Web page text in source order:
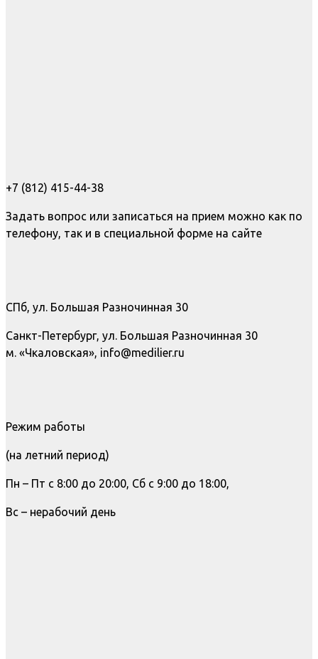
+7 (812) 415-44-38
Задать вопрос или записаться на прием можно как по
телефону, так и в специальной форме на сайте
СПб, ул. Большая Разночинная 30
Санкт-Петербург, ул. Большая Разночинная 30
м. «Чкаловская», info@medilier.ru
Режим работы
(на летний период)
Пн – Пт с 8:00 до 20:00, Сб с 9:00 до 18:00,
Вс – нерабочий день